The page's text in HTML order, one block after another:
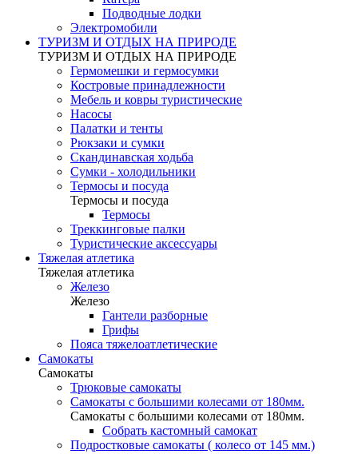
Подводные лодки
Электромобили
ТУРИЗМ И ОТДЫХ НА ПРИРОДЕ
ТУРИЗМ И ОТДЫХ НА ПРИРОДЕ
Гермомешки и гермосумки
Костровые принадлежности
Мебель и ковры туристические
Насосы
Палатки и тенты
Рюкзаки и сумки
Скандинавская ходьба
Сумки - холодильники
Термосы и посуда
Термосы и посуда
Термосы
Треккинговые палки
Туристические аксессуары
Тяжелая атлетика
Тяжелая атлетика
Железо
Железо
Гантели разборные
Грифы
Пояса тяжелоатлетические
Самокаты
Самокаты
Трюковые самокаты
Самокаты с большими колесами от 180мм.
Самокаты с большими колесами от 180мм.
Собрать кастомный самокат
Подростковые самокаты ( колесо от 145 мм.)